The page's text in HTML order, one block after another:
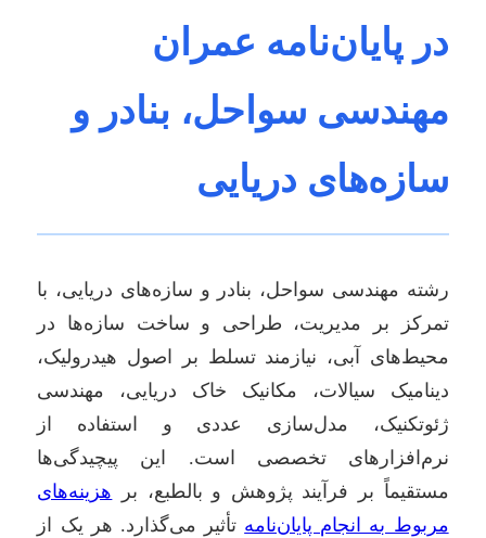
در پایان‌نامه عمران
مهندسی سواحل، بنادر و
سازه‌های دریایی
رشته مهندسی سواحل، بنادر و سازه‌های دریایی، با
تمرکز بر مدیریت، طراحی و ساخت سازه‌ها در
محیط‌های آبی، نیازمند تسلط بر اصول هیدرولیک،
دینامیک سیالات، مکانیک خاک دریایی، مهندسی
ژئوتکنیک، مدل‌سازی عددی و استفاده از
نرم‌افزارهای تخصصی است. این پیچیدگی‌ها
مستقیماً بر فرآیند پژوهش و بالطبع، بر هزینه‌های
مربوط به انجام پایان‌نامه تأثیر می‌گذارد. هر یک از